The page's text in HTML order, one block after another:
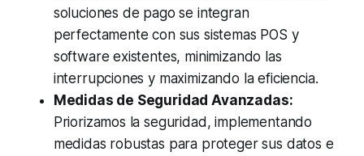
soluciones de pago se integran
perfectamente con sus sistemas POS y
software existentes, minimizando las
interrupciones y maximizando la eficiencia.
Medidas de Seguridad Avanzadas:
Priorizamos la seguridad, implementando
medidas robustas para proteger sus datos e